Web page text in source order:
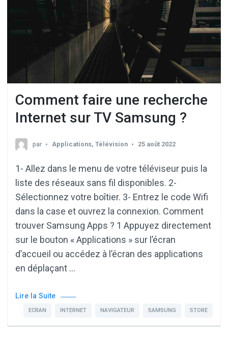
Comment faire une recherche
Internet sur TV Samsung ?
par Applications, Télévision 25 août 2022
1- Allez dans le menu de votre téléviseur puis la
liste des réseaux sans fil disponibles. 2-
Sélectionnez votre boîtier. 3- Entrez le code Wifi
dans la case et ouvrez la connexion. Comment
trouver Samsung Apps ? 1 Appuyez directement
sur le bouton « Applications » sur l’écran
d’accueil ou accédez à l’écran des applications
en déplaçant …
Lire la Suite
ECRAN INTERNET NAVIGATEUR SAMSUNG STORE